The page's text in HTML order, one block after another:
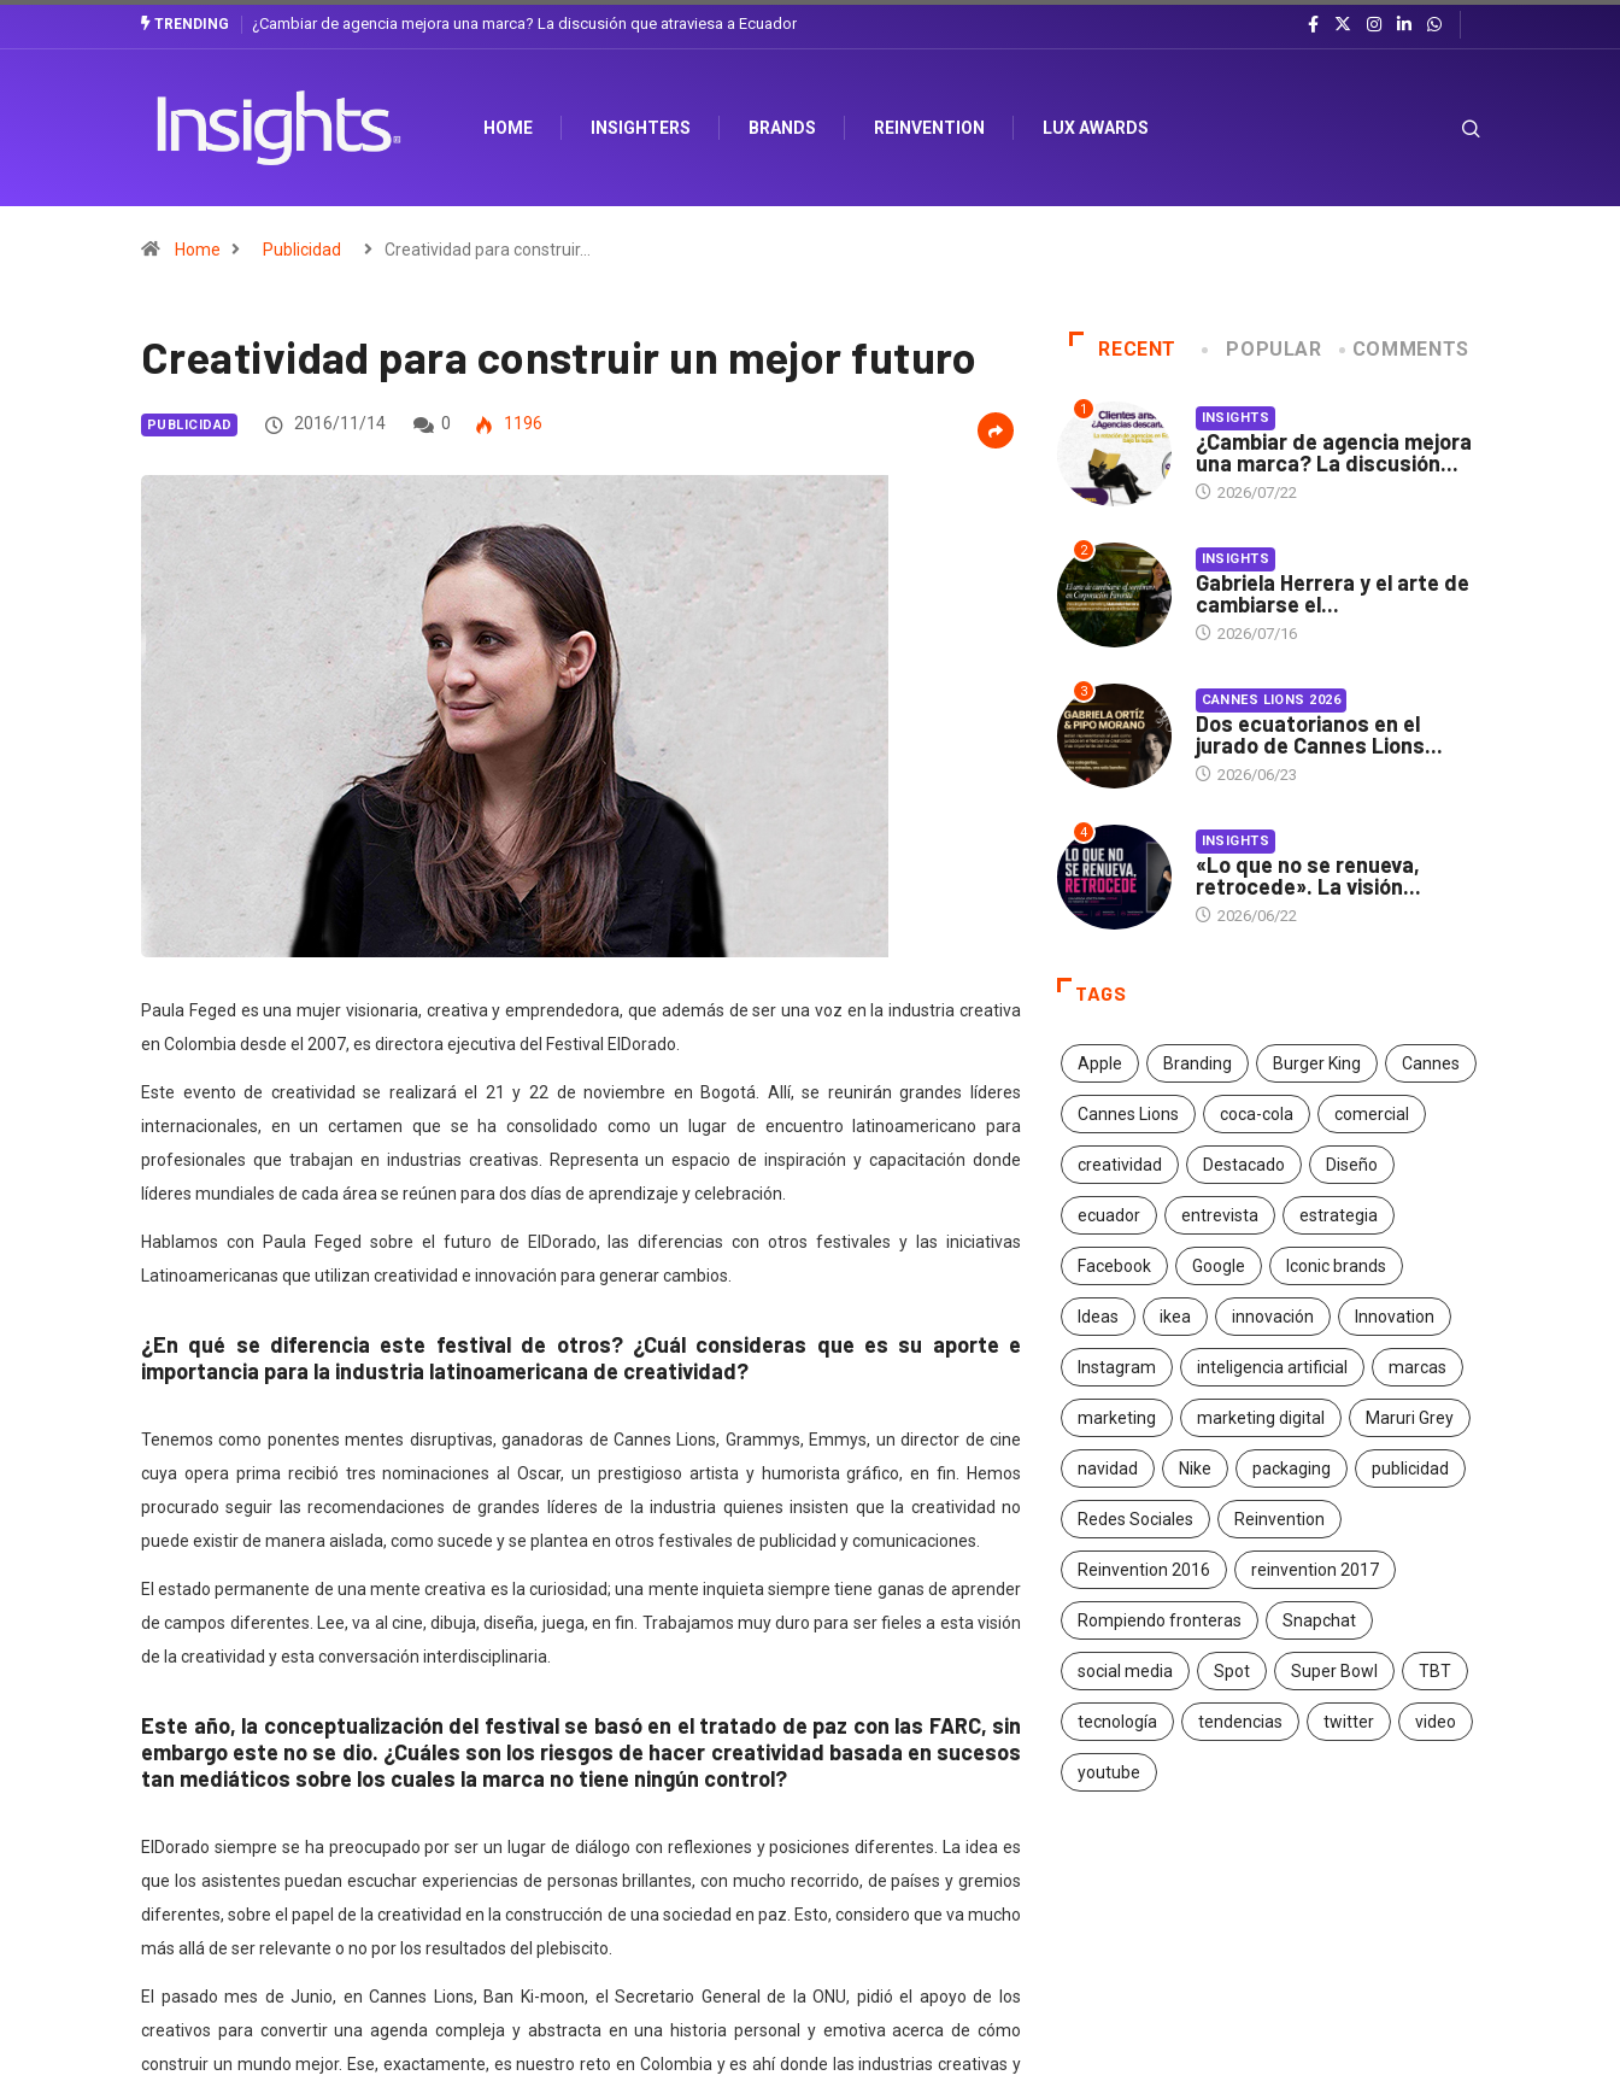
TRENDING Gabriela Herrera y el arte de cambiarse el sombrero en Corporación Favorita
HOME INSIGHTERS BRANDS REINVENTION LUX AWARDS
Home Publicidad Creatividad para construir…
Creatividad para construir un mejor futuro
PUBLICIDAD 2016/11/14 0 1196
Paula Feged es una mujer visionaria, creativa y emprendedora, que además de ser una voz en la industria creativa
en Colombia desde el 2007, es directora ejecutiva del Festival ElDorado.
Este evento de creatividad se realizará el 21 y 22 de noviembre en Bogotá. Allí, se reunirán grandes líderes
internacionales, en un certamen que se ha consolidado como un lugar de encuentro latinoamericano para
profesionales que trabajan en industrias creativas. Representa un espacio de inspiración y capacitación donde
líderes mundiales de cada área se reúnen para dos días de aprendizaje y celebración.
Hablamos con Paula Feged sobre el futuro de ElDorado, las diferencias con otros festivales y las iniciativas
Latinoamericanas que utilizan creatividad e innovación para generar cambios.
¿En qué se diferencia este festival de otros? ¿Cuál consideras que es su aporte e
importancia para la industria latinoamericana de creatividad?
Tenemos como ponentes mentes disruptivas, ganadoras de Cannes Lions, Grammys, Emmys, un director de cine
cuya opera prima recibió tres nominaciones al Oscar, un prestigioso artista y humorista gráfico, en fin. Hemos
procurado seguir las recomendaciones de grandes líderes de la industria quienes insisten que la creatividad no
puede existir de manera aislada, como sucede y se plantea en otros festivales de publicidad y comunicaciones.
El estado permanente de una mente creativa es la curiosidad; una mente inquieta siempre tiene ganas de aprender
de campos diferentes. Lee, va al cine, dibuja, diseña, juega, en fin. Trabajamos muy duro para ser fieles a esta visión
de la creatividad y esta conversación interdisciplinaria.
Este año, la conceptualización del festival se basó en el tratado de paz con las FARC, sin
embargo este no se dio. ¿Cuáles son los riesgos de hacer creatividad basada en sucesos
tan mediáticos sobre los cuales la marca no tiene ningún control?
ElDorado siempre se ha preocupado por ser un lugar de diálogo con reflexiones y posiciones diferentes. La idea es
que los asistentes puedan escuchar experiencias de personas brillantes, con mucho recorrido, de países y gremios
diferentes, sobre el papel de la creatividad en la construcción de una sociedad en paz. Esto, considero que va mucho
más allá de ser relevante o no por los resultados del plebiscito.
El pasado mes de Junio, en Cannes Lions, Ban Ki-moon, el Secretario General de la ONU, pidió el apoyo de los
creativos para convertir una agenda compleja y abstracta en una historia personal y emotiva acerca de cómo
construir un mundo mejor. Ese, exactamente, es nuestro reto en Colombia y es ahí donde las industrias creativas y
RECENT POPULAR COMMENTS
1 INSIGHTS
¿Cambiar de agencia mejora
una marca? La discusión...
2026/07/22
2 INSIGHTS
Gabriela Herrera y el arte de
cambiarse el...
2026/07/16
3 CANNES LIONS 2026
Dos ecuatorianos en el
jurado de Cannes Lions...
2026/06/23
4 INSIGHTS
«Lo que no se renueva,
retrocede». La visión...
2026/06/22
TAGS
Apple Branding Burger King Cannes
Cannes Lions coca-cola comercial
creatividad Destacado Diseño
ecuador entrevista estrategia
Facebook Google Iconic brands
Ideas ikea innovación Innovation
Instagram inteligencia artificial marcas
marketing marketing digital Maruri Grey
navidad Nike packaging publicidad
Redes Sociales Reinvention
Reinvention 2016 reinvention 2017
Rompiendo fronteras Snapchat
social media Spot Super Bowl TBT
tecnología tendencias twitter video
youtube